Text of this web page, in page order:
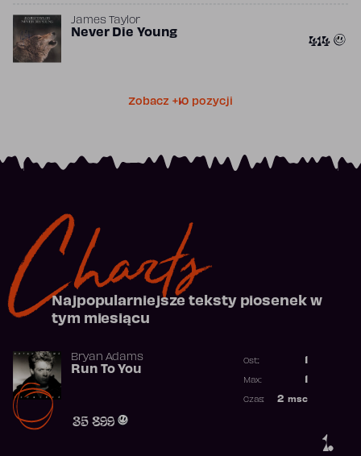
James Taylor
Never Die Young 414
Zobacz +10 pozycji
Charts
Najpopularniejsze teksty piosenek w
tym miesiącu
1.
Bryan Adams
Run To You
35 899
Ost.:
Max:
2 msc
Czas: